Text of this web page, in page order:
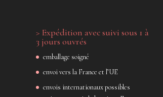
> Expédition avec suivi sous 1 à
3 jours ouvrés
emballage soigné
envoi vers la France et l’UE
envois internationaux possibles